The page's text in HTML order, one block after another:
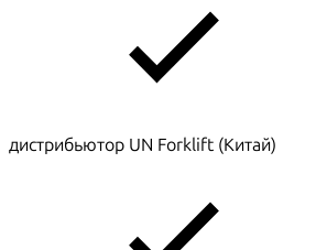
дистрибьютор UN Forklift (Китай)